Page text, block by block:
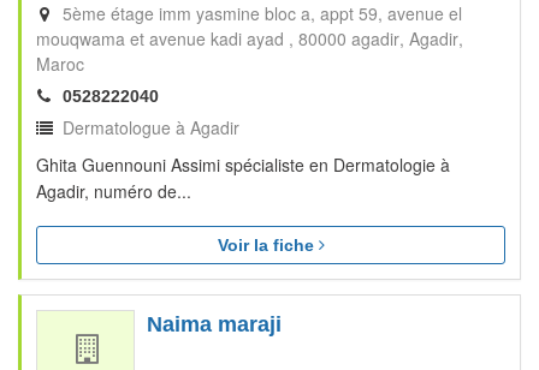
5ème étage imm yasmine bloc a, appt 59, avenue el
mouqwama et avenue kadi ayad , 80000 agadir Agadir
Maroc
0528222040
Dermatologue à Agadir
Ghita Guennouni Assimi spécialiste en Dermatologie à
Agadir, numéro de...
Voir la fiche
Naima maraji